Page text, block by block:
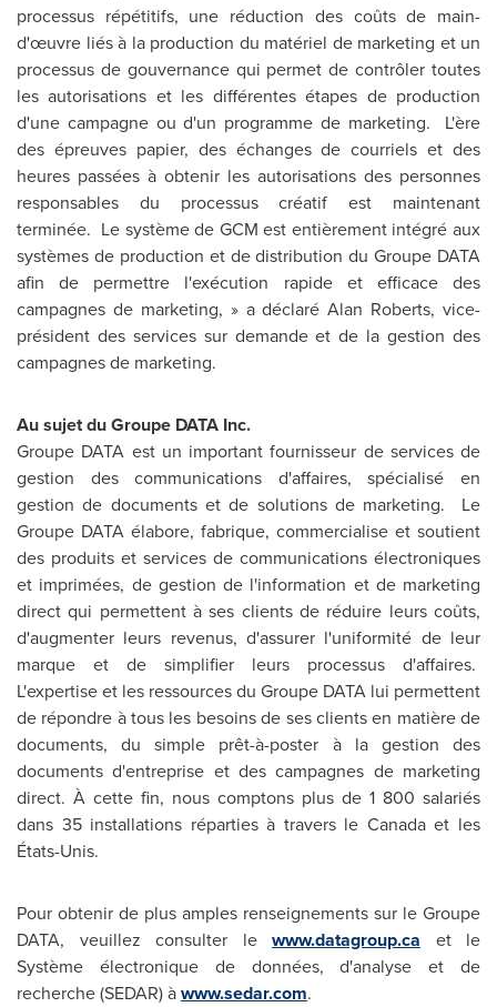
processus répétitifs, une réduction des coûts de main-
d'œuvre liés à la production du matériel de marketing et un
processus de gouvernance qui permet de contrôler toutes
les autorisations et les différentes étapes de production
d'une campagne ou d'un programme de marketing. L'ère
des épreuves papier, des échanges de courriels et des
heures passées à obtenir les autorisations des personnes
responsables du processus créatif est maintenant
terminée. Le système de GCM est entièrement intégré aux
systèmes de production et de distribution du Groupe DATA
afin de permettre l'exécution rapide et efficace des
campagnes de marketing, » a déclaréAlan Roberts, vice-
président des services sur demande et de la gestion des
campagnes de marketing.
Au sujet du Groupe DATA Inc.
Groupe DATA est un important fournisseur de services de
gestion des communications d'affaires, spécialisé en
gestion de documents et de solutions de marketing. Le
Groupe DATA élabore, fabrique, commercialise et soutient
des produits et services de communications électroniques
et imprimées, de gestion de l'information et de marketing
direct qui permettent à ses clients de réduire leurs coûts,
d'augmenter leurs revenus, d'assurer l'uniformité de leur
marque et de simplifier leurs processus d'affaires.
L'expertise et les ressources du Groupe DATA lui permettent
de répondre à tous les besoins de ses clients en matière de
documents, du simple prêt-à-poster à la gestion des
documents d'entreprise et des campagnes de marketing
direct. À cette fin, nous comptons plus de 1 800 salariés
dans 35 installations réparties à travers le Canadaet les
États-Unis.
Pour obtenir de plus amples renseignements sur le Groupe
DATA, veuillez consulter le www.datagroup.ca et le
Système électronique de données, d'analyse et de
recherche (SEDAR) àwww.sedar.com.